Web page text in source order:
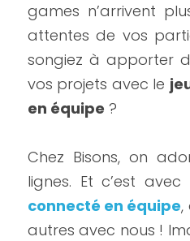
games n’arrivent
attentes de vos
songiez à apporter
vos projets avec le
en équipe ?
Chez Bisons, on
lignes. Et c’est avec
connecté en équipe,
autres avec nous !